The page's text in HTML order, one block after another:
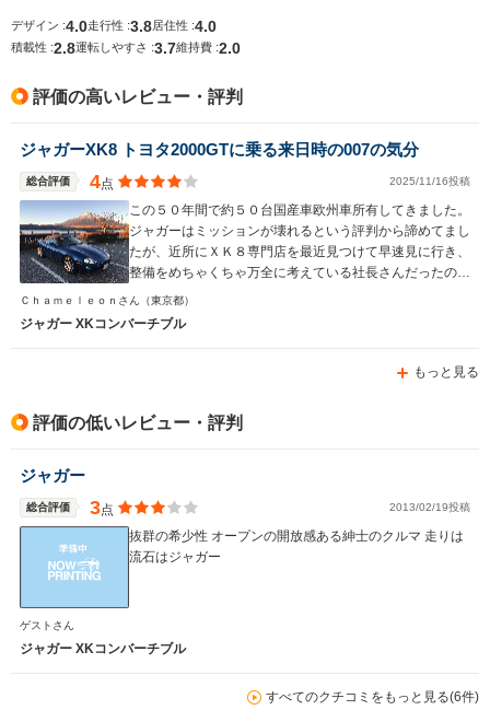
デザイン :4.0走行性 :3.8居住性 :4.0
積載性 :2.8運転しやすさ :3.7維持費 :2.0
評価の高いレビュー・評判
ジャガーXK8 トヨタ2000GTに乗る来日時の007の気分
総合評価 4点 2025/11/16投稿
この５０年間で約５０台国産車欧州車所有してきました。
ジャガーはミッションが壊れるという評判から諦めてまし
たが、近所にＸＫ８専門店を最近見つけて早速見に行き、
整備をめちゃくちゃ万全に考えている社長さんだったので
話してから２０分で購入支払いをしました。アストンもい
いがメンテが大変です。ポルシェボクスターはいい車でし
たが退屈な車で内装もとても安っぽく半年で飽きてしまい
るデザインと内装のレトロな美しさその２つだけで、少な
たＢＭＷ７台やメルセデス２台とパワーで比較したらいけ
のヘッドライト（特に最近の車はＬＥＤが強い光で車高の
るべく車の少ないエリアを選んでドライブしてます。ジャ
ガーのディーラーの整備はイマイチなので信頼できるジャ
Ｃｈａｍｅｌｅｏｎさん （東京都）
ジャガー XKコンバーチブル
もっと見る
評価の低いレビュー・評判
ジャガー
総合評価 3点 2013/02/19投稿
抜群の希少性 オープンの開放感ある紳士のクルマ 走りは
流石はジャガー
ゲストさん
ジャガー XKコンバーチブル
すべてのクチコミをもっと見る(6件)